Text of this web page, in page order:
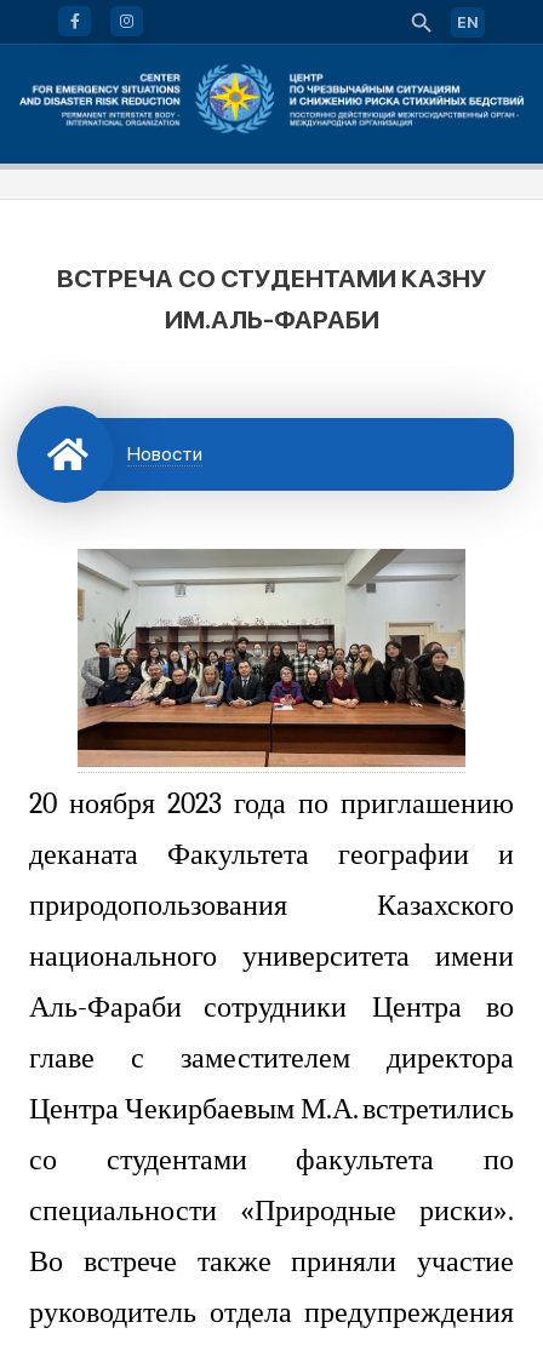
EN
ВСТРЕЧА СО СТУДЕНТАМИ КАЗНУ
ИМ.АЛЬ-ФАРАБИ
Новости
20 ноября 2023 года по приглашению
деканата Факультета географии и
природопользования Казахского
национального университета имени
Аль-Фараби
сотрудники Центра во
главе с заместителем директора
Центра Чекирбаевым М.А.встретились
со студентами факультета по
специальности «Природные риски».
Во встрече также приняли участие
руководитель отдела предупреждения